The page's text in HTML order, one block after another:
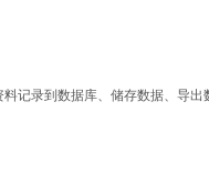
记录到数据库、储存数据、导